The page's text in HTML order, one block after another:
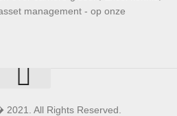
management - op onze
2021. All Rights Reserved.